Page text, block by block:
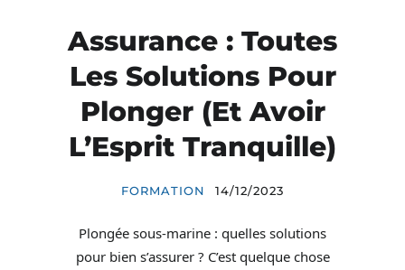
Assurance : Toutes
Les Solutions Pour
Plonger (Et Avoir
L’Esprit Tranquille)
FORMATION 14/12/2023
Plongée sous-marine : quelles solutions
pour bien s’assurer ? C’est quelque chose